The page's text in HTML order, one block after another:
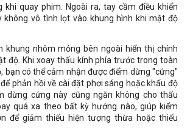
quay phim. Ngoài ra, tay cầm điều khiển
không vô tình lọt vào khung hình khi mật độ
khung nhôm mỏng bên ngoài hiển thị chính
độ. Khi xoay thấu kính phía trước trong toàn
bạn có thể cảm nhận được điểm dừng "cứng"
phản hồi về cài đặt phơi sáng hoặc khẩu độ
dừng cứng này cũng ngăn không cho thấu
quá xa theo bất kỳ hướng nào, giúp kiểm
để giảm thiểu hiện tượng thừa hoặc thiếu